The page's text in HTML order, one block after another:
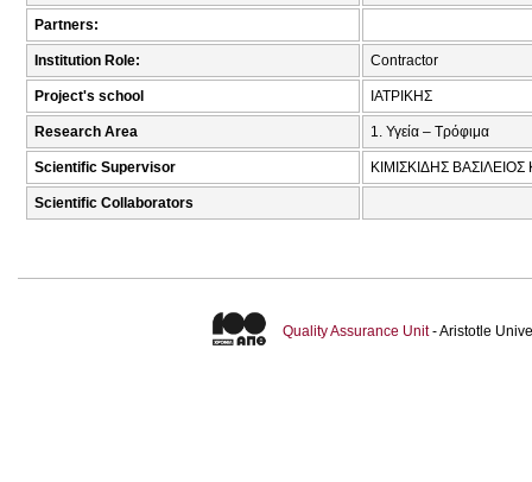
Partners:
Institution Role: Contractor
Project's school ΙΑΤΡΙΚΗΣ
Research Area 1. Υγεία – Τρόφιμα
Scientific Supervisor ΚΙΜΙΣΚΙΔΗΣ
Scientific Collaborators
Quality Assurance Unit- Aristotle